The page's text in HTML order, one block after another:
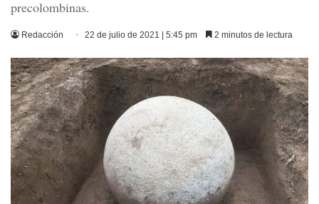
precolombinas.
Redacción 22 de julio de 2021 | 5:45 pm 2 minutos de lectura